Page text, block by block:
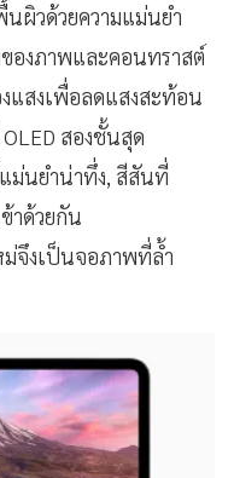
ผิวด้วยความแม่นยำ
องภาพและคอนทราสต์
แสงเพื่อลดแสงสะท้อน
สองชั้นสุด
ม่นยำน่าทึ่ง, สีสันที่
าด้วยกัน
ม่จึงเป็นจอภาพที่ล้ำ